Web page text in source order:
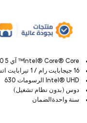
Intel® Core® Core™ آي 5 3.10 جيجاهرتز المعالج
16 جيجابايت رام / 1 تيرابايت اتش دي دي
Intel® UHD الرسومات 630
دوس (بدون نظام تشغيل)
سنة واحدةالضمان